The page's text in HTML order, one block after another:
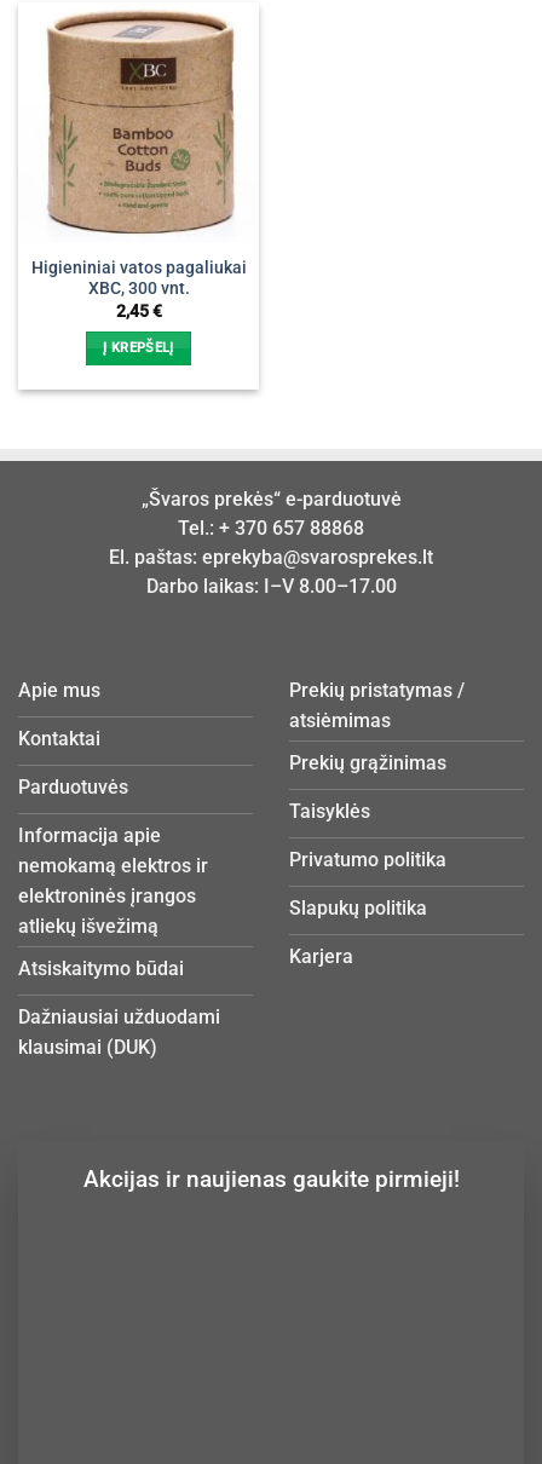
Higieniniai vatos pagaliukai
XBC, 300 vnt.
2,45€
Į KREPŠELĮ
„Švaros prekės“ e-parduotuvė
Tel.: + 370 657 88868
El. paštas: eprekyba@svarosprekes.lt
Darbo laikas: I–V 8.00–17.00
Apie mus
Kontaktai
Parduotuvės
Informacija apie
nemokamą elektros ir
elektroninės įrangos
atliekų išvežimą
Atsiskaitymo būdai
Dažniausiai užduodami
klausimai (DUK)
Prekių pristatymas /
atsiėmimas
Prekių grąžinimas
Taisyklės
Privatumo politika
Slapukų politika
Karjera
Akcijas ir naujienas gaukite pirmieji!